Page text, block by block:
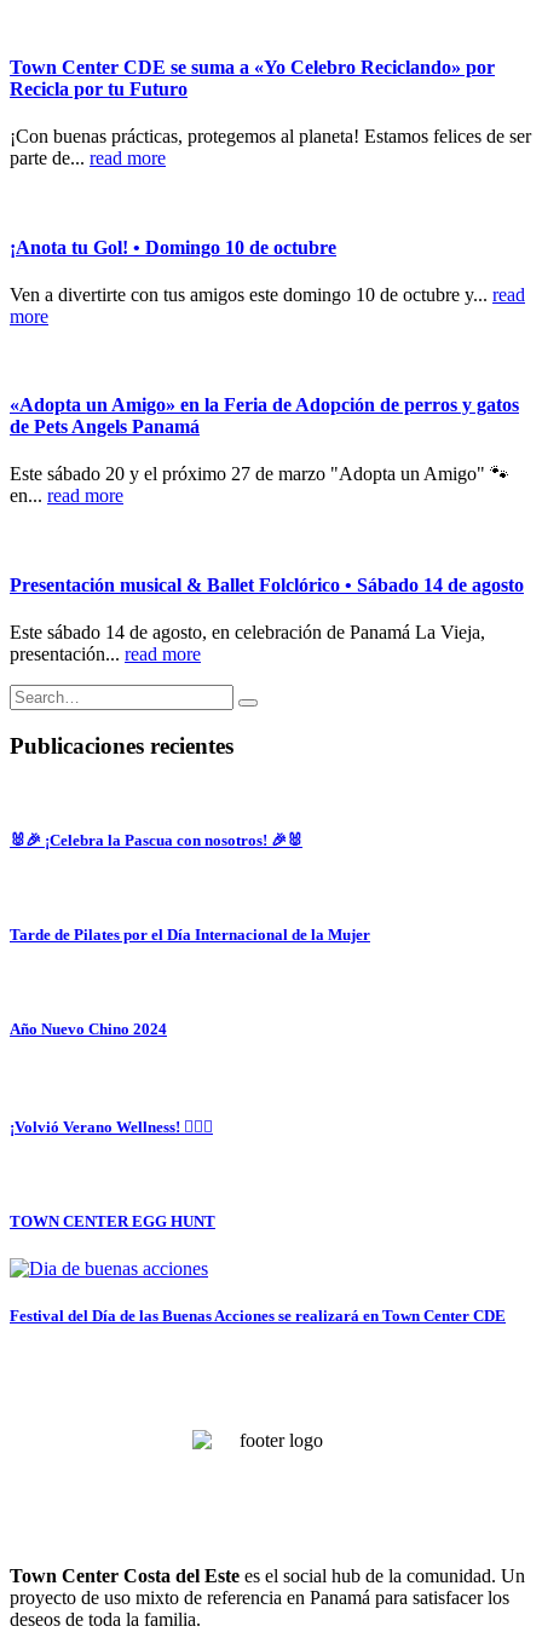
Town Center CDE se suma a «Yo Celebro Reciclando» por
Recicla por tu Futuro
¡Con buenas prácticas, protegemos al planeta! Estamos felices de ser
parte de... read more
¡Anota tu Gol! • Domingo 10 de octubre
Ven a divertirte con tus amigos este domingo 10 de octubre y... read
more
«Adopta un Amigo» en la Feria de Adopción de perros y gatos
de Pets Angels Panamá
Este sábado 20 y el próximo 27 de marzo "Adopta un Amigo" 🐾
en... read more
Presentación musical & Ballet Folclórico • Sábado 14 de agosto
Este sábado 14 de agosto, en celebración de Panamá La Vieja,
presentación... read more
Publicaciones recientes
🐰🎉 ¡Celebra la Pascua con nosotros! 🎉🐰
Tarde de Pilates por el Día Internacional de la Mujer
Año Nuevo Chino 2024
¡Volvió Verano Wellness! 🤸🏻‍♀️
TOWN CENTER EGG HUNT
Festival del Día de las Buenas Acciones se realizará en Town Center CDE
Town Center Costa del Este es el social hub de la comunidad. Un
proyecto de uso mixto de referencia en Panamá para satisfacer los
deseos de toda la familia.